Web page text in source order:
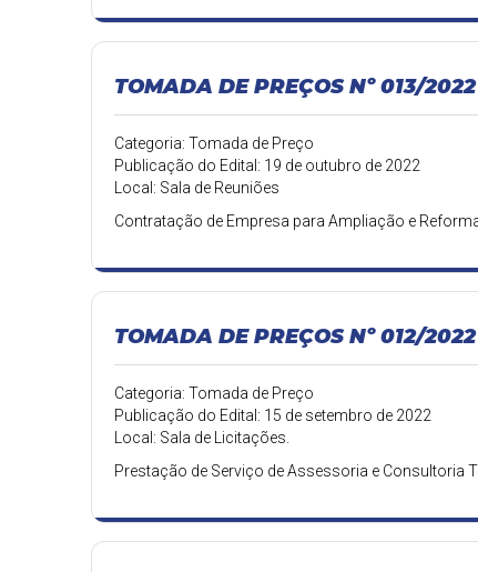
TOMADA DE PREÇOS Nº 013/2022
Categoria: Tomada de Preço
Publicação do Edital: 19 de outubro de 2022
Local: Sala de Reuniões
Contratação de Empresa para Ampliação e
TOMADA DE PREÇOS Nº 012/2022
Categoria: Tomada de Preço
Publicação do Edital: 15 de setembro de 2022
Local: Sala de Licitações.
Prestação de Serviço de Assessoria e Consultoria